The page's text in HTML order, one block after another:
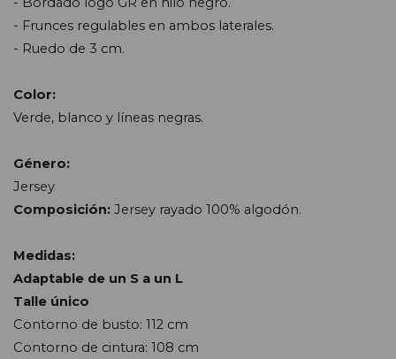
- Frunces regulables en ambos laterales.
- Ruedo de 3 cm.
Color:
Verde, blanco y líneas negras.
Género:
Jersey
Composición: Jersey rayado 100% algodón.
Medidas:
Adaptable de un S a un L
Talle único
Contorno de busto: 112 cm
Contorno de cintura: 108 cm